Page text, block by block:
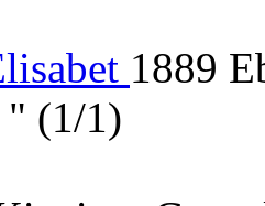
1889
" (1/1)